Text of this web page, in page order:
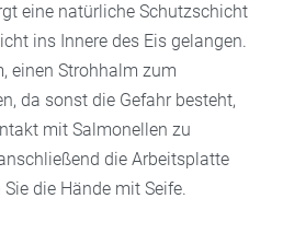
eine natürliche Schutzschicht
ins Innere des Eis gelangen.
einen Strohhalm zum
da sonst die Gefahr besteht,
mit Salmonellen zu
die Arbeitsplatte
die Hände mit Seife.